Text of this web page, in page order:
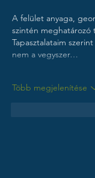
A felület anyaga,
szintén meghatározó
Tapasztalataim
nem a vegyszer…
Több megjelenítése